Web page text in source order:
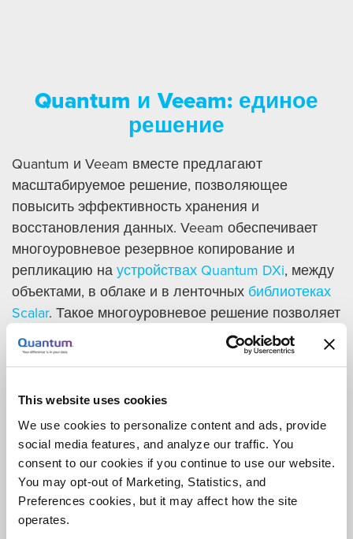
This website uses cookies
We use cookies to personalize content and ads, provide
social media features, and analyze our traffic. You
consent to our cookies if you continue to use our website.
You may opt-out of Marketing, Statistics, and
Preferences cookies, but it may affect how the site
operates.
Quantum и Veeam: единое
решение
Quantum и Veeam вместе предлагают
масштабируемое решение, позволяющее
повысить эффективность хранения и
восстановления данных. Veeam обеспечивает
многоуровневое резервное копирование и
репликацию наустройствах Quantum DXi, между
объектами, в облаке и в ленточных библиотеках
Scalar. Такое многоуровневое решение позволяет
компаниям:
Хранить цифровые активы, обеспечивать их
защиту и совместный доступ к ним на
протяжении всего их жизненного цикла.
Восстанавливать файлы в считаные
секунды: целевое время и точка
восстановления (RTPO™) существенно
меньше 15 минут для всех приложений и